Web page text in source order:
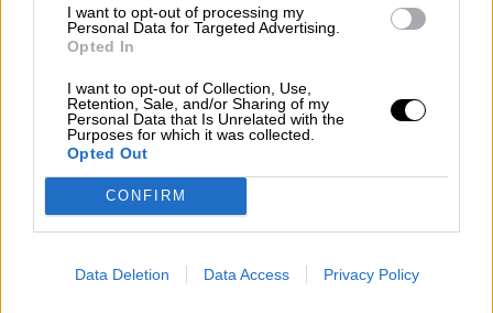
I want to opt-out of processing my
Personal Data for Targeted Advertising.
Opted In
I want to opt-out of Collection, Use,
Retention, Sale, and/or Sharing of my
Personal Data that Is Unrelated with the
Purposes for which it was collected.
Opted Out
CONFIRM
Data Deletion Data Access Privacy Policy
NOTICIAS MAS VISTAS